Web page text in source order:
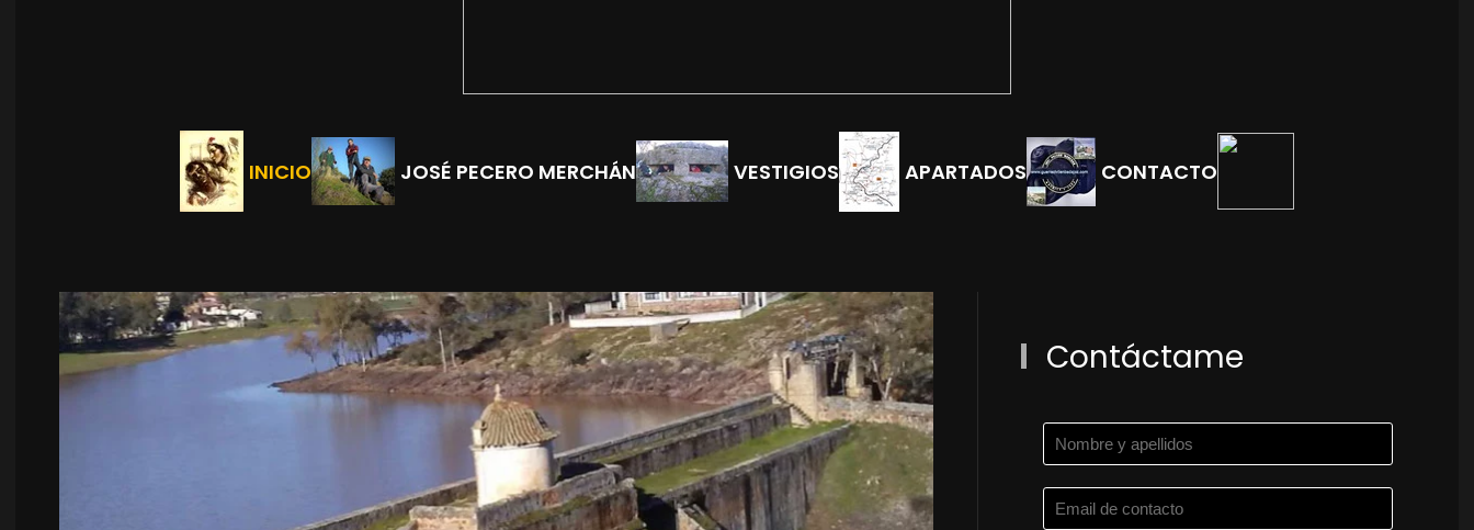
INICIO JOSÉ PECERO MERCHÁN VESTIGIOS APARTADOS CONTACTO
Contáctame